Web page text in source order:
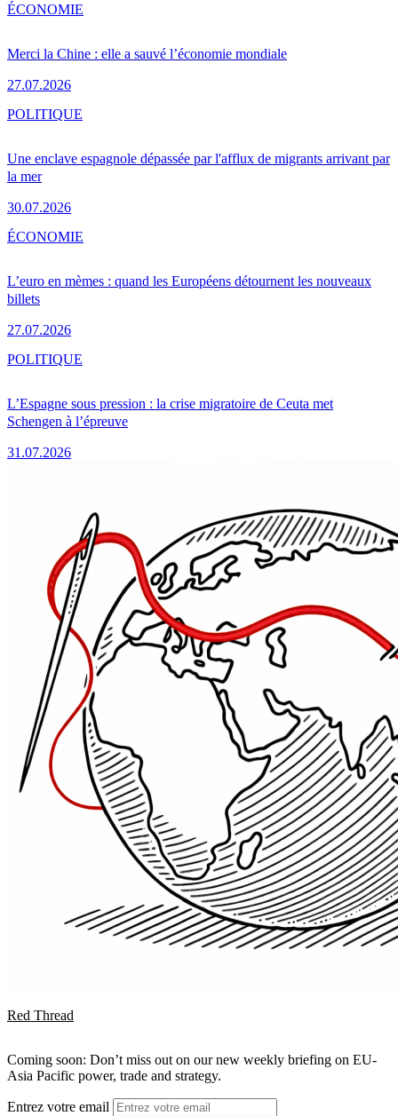
Merci la Chine : elle a sauvé l’économie mondiale
27.07.2026
ÉCONOMIE
Une enclave espagnole dépassée par l'afflux de migrants arrivant par
la mer
30.07.2026
POLITIQUE
L’euro en mèmes : quand les Européens détournent les nouveaux
billets
27.07.2026
ÉCONOMIE
L’Espagne sous pression : la crise migratoire de Ceuta met
Schengen à l’épreuve
31.07.2026
POLITIQUE
Red Thread
Coming soon: Don’t miss out on our new weekly briefing on EU-
Asia Pacific power, trade and strategy.
Entrez votre email